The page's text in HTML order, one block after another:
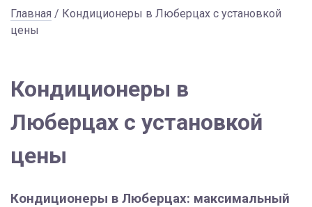
Главная / Кондиционеры в Люберцах с установкой
цены
Кондиционеры в
Люберцах с установкой
цены
Кондиционеры в Люберцах: максимальный